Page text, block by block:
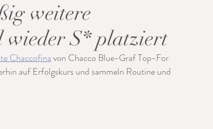
weitere
wieder S* platziert
Chaccofina von Chacco Blue-Graf Top-For
auf Erfolgskurs und sammeln Routine und